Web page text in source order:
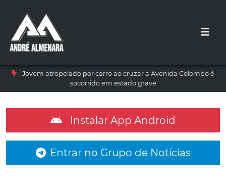
Jovem atropelado por carro ao cruzar a Avenida Colombo é
socorrido em estado grave
Instalar App Android
Entrar no Grupo de Notícias